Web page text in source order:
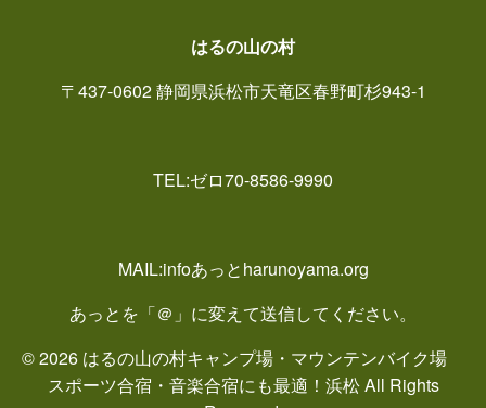
はるの山の村
〒437-0602 静岡県浜松市天竜区春野町杉943-1
TEL:ゼロ70-8586-9990
MAIL:infoあっとharunoyama.org
あっとを「＠」に変えて送信してください。
© 2026 はるの山の村キャンプ場・マウンテンバイク場
スポーツ合宿・音楽合宿にも最適！浜松 All Rights